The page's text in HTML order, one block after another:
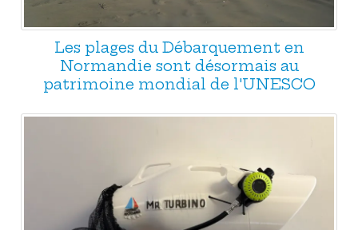
Les plages du Débarquement en
Normandie sont désormais au
patrimoine mondial de l'UNESCO